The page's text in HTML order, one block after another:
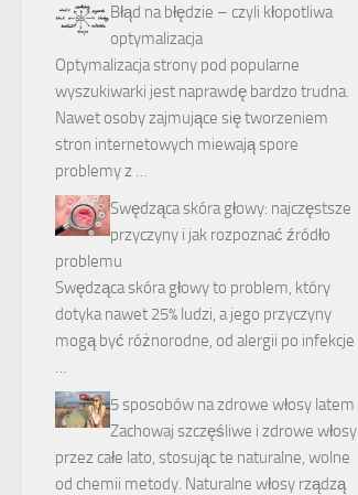
Błąd na błędzie – czyli kłopotliwa
optymalizacja
Optymalizacja strony pod popularne
wyszukiwarki jest naprawdę bardzo trudna.
Nawet osoby zajmujące się tworzeniem
stron internetowych miewają spore
problemy z …
Swędząca skóra głowy: najczęstsze
przyczyny i jak rozpoznać źródło
problemu
Swędząca skóra głowy to problem, który
dotyka nawet 25% ludzi, a jego przyczyny
mogą być różnorodne, od alergii po infekcje
…
5 sposobów na zdrowe włosy latem
Zachowaj szczęśliwe i zdrowe włosy
przez całe lato, stosując te naturalne, wolne
od chemii metody. Naturalne włosy rządzą